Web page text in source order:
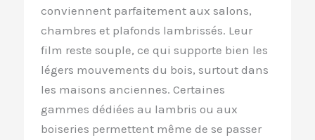
conviennent parfaitement aux salons,
chambres et plafonds lambrissés. Leur
film reste souple, ce qui supporte bien les
légers mouvements du bois, surtout dans
les maisons anciennes. Certaines
gammes dédiées au lambris ou aux
boiseries permettent même de se passer